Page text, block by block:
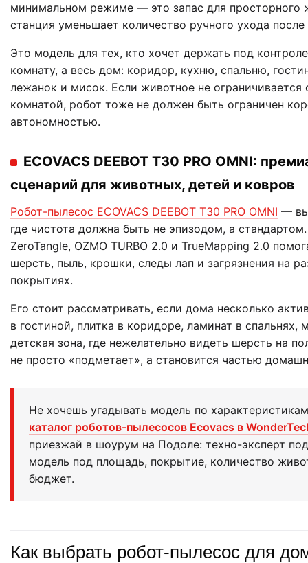
минимальном режиме — это запас для просторного
станция уменьшает количество ручного ухода
Это модель для тех, кто хочет держать под
комнату, а весь дом: коридор, кухню, спальню,
лежанок и мисок. Если животное не ограничивается
комнатой, робот тоже не должен быть ограничен
автономностью.
ECOVACS DEEBOT T30 PRO OMNI:
сценарий для животных, детей и ковров
Робот-пылесос ECOVACS DEEBOT T30 PRO OMNI —
где чистота должна быть не эпизодом, а
ZeroTangle, OZMO TURBO 2.0 и TrueMapping 2.0
шерсть, пыль, крошки, следы лап и загрязнения на
покрытиях.
Его стоит рассматривать, если дома несколько
в гостиной, плитка в коридоре, ламинат в спальнях,
детская зона, где нежелательно видеть шерсть на
не просто «подметает», а становится частью
Не хочешь угадывать модель по
каталог роботов-пылесосов Ecovacs в
приезжай в шоурум на Подоле: техно-эксперт
модель под площадь, покрытие, количество
бюджет.
Как выбрать робот-пылесос для